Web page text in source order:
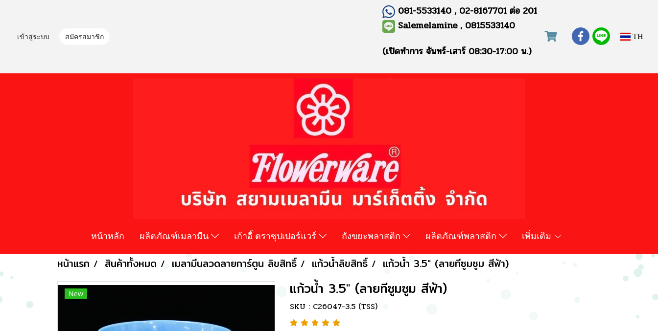
เข้าสู่ระบบ สมัครสมาชิก
081-5533140 , 02-8167701 ต่อ 201
Salemelamine , 0815533140
(เปิดทำการ จันทร์-เสาร์ 08:30-17:00 น.)
TH
หน้าหลัก ผลิตภัณฑ์เมลามีน เก้าอี้ ตราซุปเปอร์แวร์ ถังขยะพลาสติก ผลิตภัณฑ์พลาสติก เพิ่มเติม
หน้าแรก สินค้าทั้งหมด เมลามีนลวดลายการ์ตูน ลิขสิทธิ์ แก้วน้ำลิขสิทธิ์ แก้วน้ำ 3.5" (ลายทีซูมซูม สีฟ้า)
New แก้วน้ำ 3.5" (ลายทีซูมซูม สีฟ้า)
SKU : C26047-3.5 (TSS)